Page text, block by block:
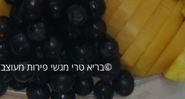
©בריא טרי מגשי פירות